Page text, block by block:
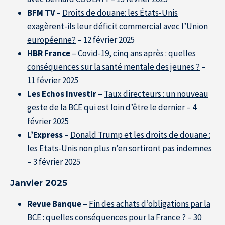
BFM TV– Droits de douane: les États-Unis
exagèrent-ils leur déficit commercial avec l’Union
européenne? – 12 février 2025
HBR France–Covid-19, cinq ans après : quelles
conséquences sur la santé mentale des jeunes ? –
11 février 2025
Les Echos Investir– Taux directeurs : un nouveau
geste de la BCE qui est loin d’être le dernier– 4
février 2025
L’Express– Donald Trump et les droits de douane :
les Etats-Unis non plus n’en sortiront pas indemnes
– 3 février 2025
Janvier 2025
Revue Banque– Fin des achats d’obligations par la
BCE : quelles conséquences pour la France ? – 30